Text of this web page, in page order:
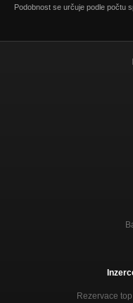
Podobnost se určuje podle počtu
Rezervace